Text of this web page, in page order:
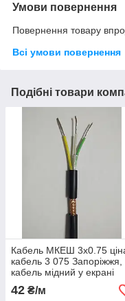
Умови повернення
Повернення товару
Всі умови повернення
Подібні товари
Кабель МКЕШ 3х0.75
кабель 3 075 Запоріжжя,
кабель мідний у екрані
Україна виробництва
ЕЛЕКТРО
42 ₴/м